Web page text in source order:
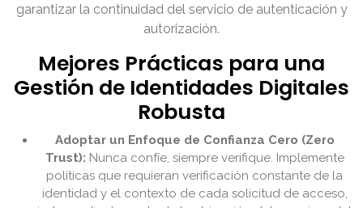
garantizar la continuidad del servicio de autenticación y
autorización.
Mejores Prácticas para una
Gestión de Identidades Digitales
Robusta
Adoptar un Enfoque de Confianza Cero (Zero
Trust): Nunca confíe, siempre verifique. Implemente
políticas que requieran verificación constante de la
identidad y el contexto de cada solicitud de acceso,